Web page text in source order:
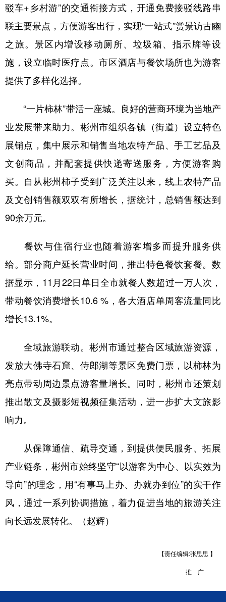
驳车+乡村游”的交通衔接方式，开通免费接驳线路串
联主要景点，方便游客出行，实现“一站式”赏景访古豳
之旅。景区内增设移动厕所、垃圾箱、指示牌等设
施，设立临时医疗点。市区酒店与餐饮场所也为游客
提供了多样化选择。
“一片柿林”带活一座城。良好的营商环境为当地产
业发展带来助力。彬州市组织各镇（街道）设立特色
展销点，集中展示和销售当地农特产品、手工艺品及
文创商品，并配套提供快递寄送服务，方便游客购
买。自从彬州柿子受到广泛关注以来，线上农特产品
及文创销售额双双有所增长，据统计，总销售额达到
90余万元。
餐饮与住宿行业也随着游客增多而提升服务供
给。部分商户延长营业时间，推出特色餐饮套餐。数
据显示，11月22日单日全市就餐人数超过一万人次，
带动餐饮消费增长10.6 %，各大酒店单周客流量同比
增长13.1%。
全域旅游联动。彬州市通过整合区域旅游资源，
发放大佛寺石窟、侍郎湖等景区免费门票，以柿林为
亮点带动周边景点游客量增长。同时，彬州市还策划
推出散文及摄影短视频征集活动，进一步扩大文旅影
响力。
从保障通信、疏导交通，到提供便民服务、拓展
产业链条，彬州市始终坚守“以游客为中心、以实效为
导向”的理念，用“有事马上办、办就办到位”的实干作
风，通过一系列协调措施，着力促进当地的旅游关注
向长远发展转化。（赵辉）
【责任编辑:张思思 】
推 广